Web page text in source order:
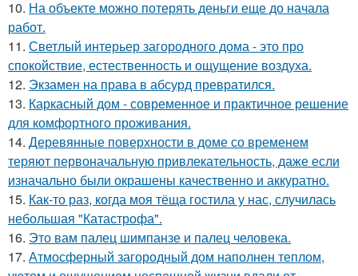
10. На объекте можно потерять деньги еще до начала
работ.
11. Светлый интерьер загородного дома - это про
спокойствие, естественность и ощущение воздуха.
12. Экзамен на права в абсурд превратился.
13. Каркасный дом - современное и практичное решение
для комфортного проживания.
14. Деревянные поверхности в доме со временем
теряют первоначальную привлекательность, даже если
изначально были окрашены качественно и аккуратно.
15. Как-то раз, когда моя тёща гостила у нас, случилась
небольшая "Катастрофа".
16. Это вам палец шимпанзе и палец человека.
17. Атмосферный загородный дом наполнен теплом,